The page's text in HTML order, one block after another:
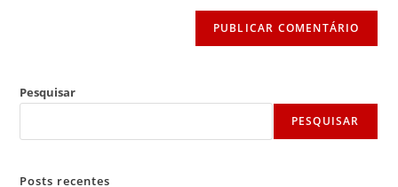
Pesquisar
PESQUISAR
Posts recentes